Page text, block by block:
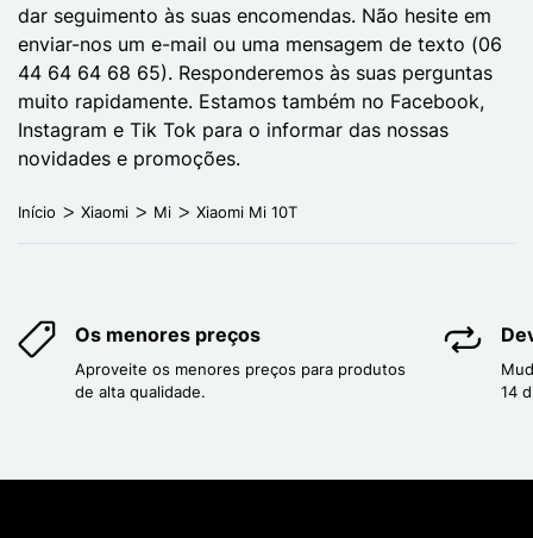
dar seguimento às suas encomendas. Não hesite em
enviar-nos um e-mail ou uma mensagem de texto (06
44 64 64 68 65). Responderemos às suas perguntas
muito rapidamente. Estamos também no Facebook,
Instagram e Tik Tok para o informar das nossas
novidades e promoções.
Início Xiaomi Mi Xiaomi Mi 10T
Os menores preços
Aproveite os menores preços para produtos
de alta qualidade.
14